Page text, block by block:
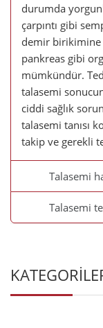
durumda
çarpıntı gibi
demir birikimine
pankreas gibi
mümkündür.
talasemi
ciddi sağlık
talasemi tanısı
takip ve gerekli
Talasemi
Talasemi